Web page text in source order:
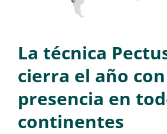
La técnica
cierra el año con
presencia en
continentes